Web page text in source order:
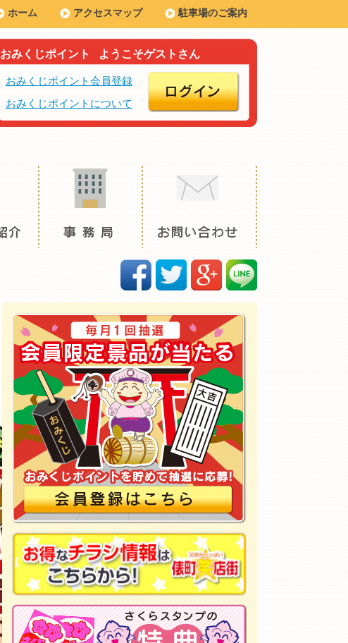
駐車場のご案内
アクセスマップ
ホーム
おみくじポイント ようこそゲストさん
おみくじポイント会員登録
おみくじポイントについて